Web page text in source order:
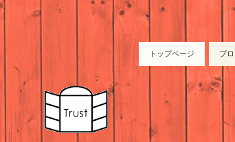
トップページ ブ